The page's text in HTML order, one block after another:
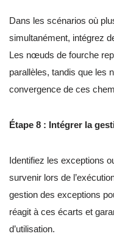
Dans les scénarios où
simultanément, intégrez
Les nœuds de fourche
parallèles, tandis que les
convergence de ces
Étape 8 : Intégrer la
Identifiez les exceptions
survenir lors de
gestion des exceptions
réagit à ces écarts et
d’utilisation.